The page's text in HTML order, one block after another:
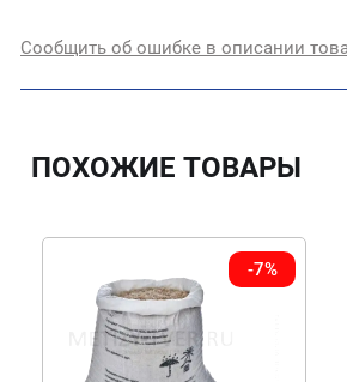
Сообщить об ошибке в описании
ПОХОЖИЕ ТОВАРЫ
-7%